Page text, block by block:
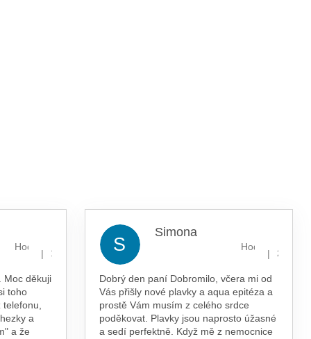
Hodnocení obchodu je 5 z 5 hvězdiček.
| 13.7.2026
Moc děkuji
toho
telefonu,
a
a že
S
Simona
Hodnocení
|
Dobrý den paní Dobromilo, včera mi od
Vás přišly nové plavky a aqua epitéza a
prostě Vám musím z celého srdce
poděkovat. Plavky jsou naprosto úžasné
a sedí perfektně. Když mě z nemocnice